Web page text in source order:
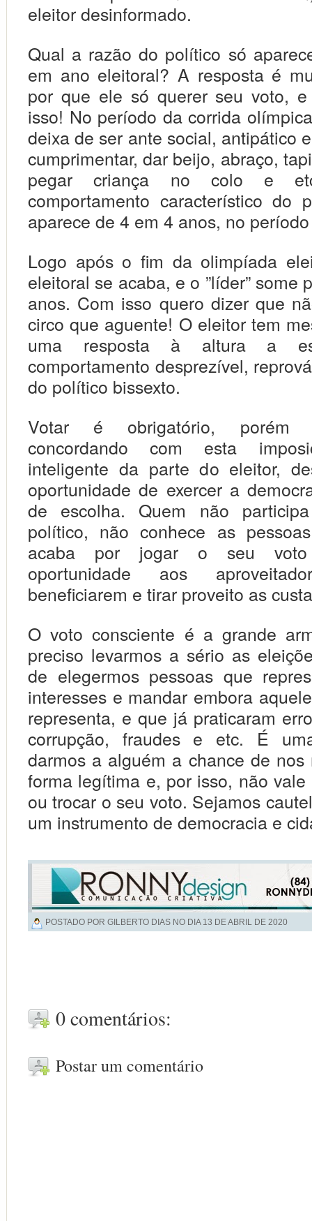
eleitor desinformado.
Qual a razão do político só
em ano eleitoral? A resposta é
por que ele só querer seu voto,
isso! No período da corrida
deixa de ser ante social, antipático
cumprimentar, dar beijo, abraço,
pegar criança no colo e
comportamento característico do
aparece de 4 em 4 anos, no
Logo após o fim da olimpíada
eleitoral se acaba, e o ”líder” some
anos. Com isso quero dizer que
circo que aguente! O eleitor tem
uma resposta à altura a
comportamento desprezível,
do político bissexto.
Votar é obrigatório, porém
concordando com esta
inteligente da parte do eleitor,
oportunidade de exercer a
de escolha. Quem não
político, não conhece as
acaba por jogar o seu
oportunidade aos
beneficiarem e tirar proveito as
O voto consciente é a grande
preciso levarmos a sério as
de elegermos pessoas que
interesses e mandar embora
representa, e que já praticaram
corrupção, fraudes e etc. É
darmos a alguém a chance de nos
forma legítima e, por isso, não
ou trocar o seu voto. Sejamos
um instrumento de democracia e
POSTADO POR GILBERTO DIAS NO DIA 13 DE ABRIL DE 2020
0 comentários:
Postar um comentário